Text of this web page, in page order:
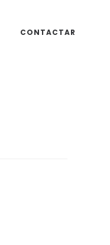
CONTACTAR